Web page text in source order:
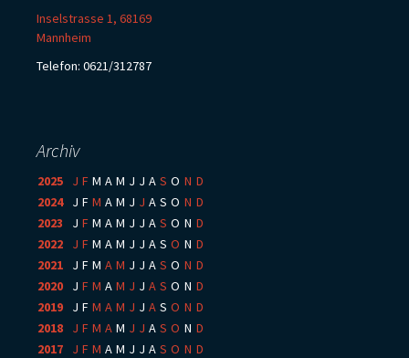
Inselstrasse 1, 68169
Mannheim
Telefon: 0621/312787
Archiv
2025 J F M A M J J A S O N D
2024: J F M A M J J A S O N D
2023
J F M A M J J A S O N D
2022
J F M A M J J A S O N D
2021
J F M A M J J A S O N D
2020
J F M A M J J A S O N D
2019
J F M A M J J A S O N D
2018
J F M A M J J A S O N D
2017
J F M A M J J A S O N D